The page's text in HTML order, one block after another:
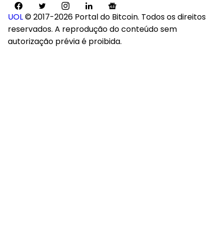
UOL© 2017-2026 Portal do Bitcoin. Todos os direitos
reservados. A reprodução do conteúdo sem
autorização prévia é proibida.